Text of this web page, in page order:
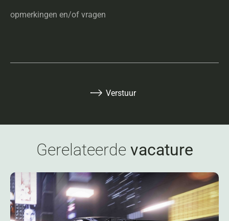
opmerkingen en/of vragen
Verstuur
Gerelateerde vacature